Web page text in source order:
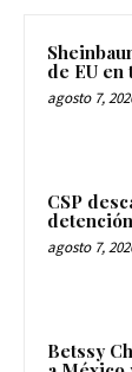
de EU en
agosto 7,
CSP
agosto 7,
Betssy